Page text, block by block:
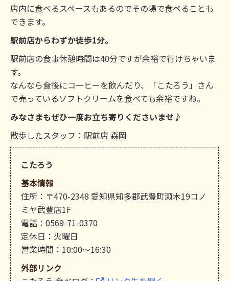
店内に食べるスペースもあるのでその場で食べることも
できます。
駅前店からわずか徒歩1分。
駅前店の食事休憩時間は40分ですが余裕で行けちゃいま
す。
なんなら食後にコーヒーを飲んだり、「こたろう」さん
で売っているソフトクリームを食べても余裕ですね。
みなさまもぜひ一度お立ち寄りくださいませ♪
散歩したスタッフ：駅前店 森岡
こたろう
基本情報
住所：〒470-2348 愛知県知多郡武豊町瀬木19コノ
ミヤ武豊店1F
電話：0569-71-0370
定休日：火曜日
営業時間：10:00～16:30
外部リンク